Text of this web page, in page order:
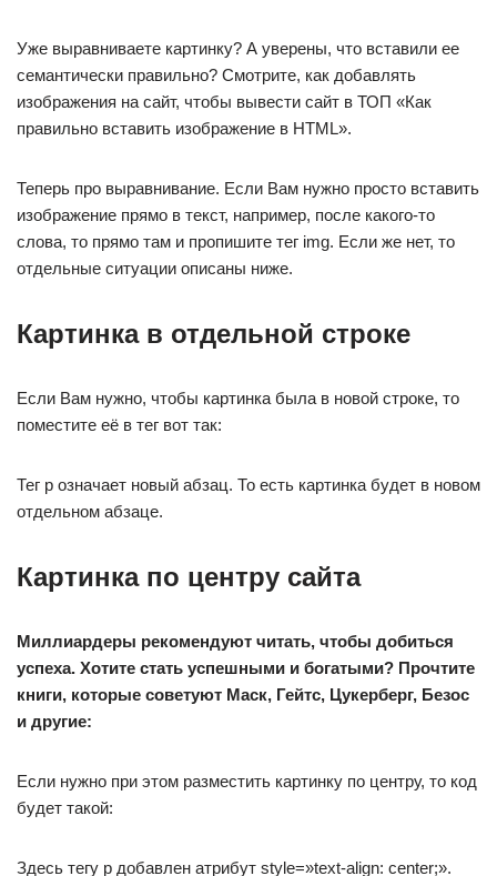
Уже выравниваете картинку? А уверены, что вставили ее
семантически правильно? Смотрите, как добавлять
изображения на сайт, чтобы вывести сайт в ТОП «Как
правильно вставить изображение в HTML».
Теперь про выравнивание. Если Вам нужно просто вставить
изображение прямо в текст, например, после какого-то
слова, то прямо там и пропишите тег img. Если же нет, то
отдельные ситуации описаны ниже.
Картинка в отдельной строке
Если Вам нужно, чтобы картинка была в новой строке, то
поместите её в тег вот так:
Тег p означает новый абзац. То есть картинка будет в новом
отдельном абзаце.
Картинка по центру сайта
Миллиардеры рекомендуют читать, чтобы добиться
успеха. Хотите стать успешными и богатыми? Прочтите
книги, которые советуют Маск, Гейтс, Цукерберг, Безос
и другие:
Если нужно при этом разместить картинку по центру, то код
будет такой:
Здесь тегу p добавлен атрибут style=»text-align: center;».